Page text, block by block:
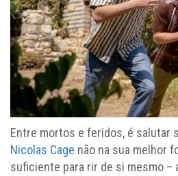
Entre mortos e feridos, é salutar
Nicolas Cage não na sua melhor
suficiente para rir de si mesmo –